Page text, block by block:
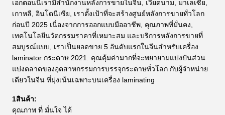
เอกตอนนี้เรามีสํานักงานหลังการขายในจีน, เวียดนาม, มาเลเซีย,
เกาหลี, อินโดนีเซีย, เราตั้งเป้าที่จะสร้างศูนย์หลังการขายทั่วโลก
ก่อนปี 2025 เนื่องจากการออกแบบมืออาชีพ, คุณภาพที่มั่นคง,
เทคโนโลยีนวัตกรรมราคาที่เหมาะสม และบริการหลังการขายที่
สมบูรณ์แบบ, เราเป็นยอดขาย 5 อันดับแรกในจีนสําหรับเครื่อง
laminator กระดาษ 2021. คุณคุ้มค่ามากที่จะพยายามแบ่งปันส่วน
แบ่งตลาดของอุตสาหกรรมการบรรจุกระดาษทั่วโลก กับผู้จําหน่าย
เดียวในจีน ที่มุ่งเน้นเฉพาะบนเครื่อง laminating
1สินค้า:
คุณภาพ ที่ มั่นใจ ได้